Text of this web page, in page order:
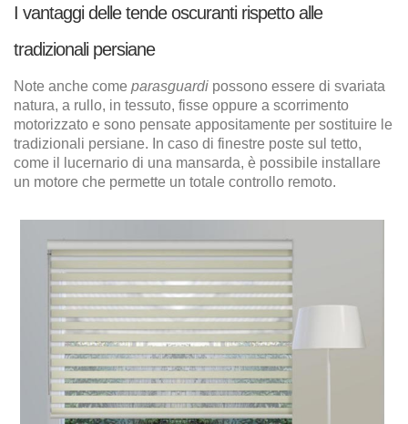
I vantaggi delle tende oscuranti rispetto alle
tradizionali persiane
Note anche come parasguardi possono essere di svariata
natura, a rullo, in tessuto, fisse oppure a scorrimento
motorizzato e sono pensate appositamente per sostituire le
tradizionali persiane. In caso di finestre poste sul tetto,
come il lucernario di una mansarda, è possibile installare
un motore che permette un totale controllo remoto.